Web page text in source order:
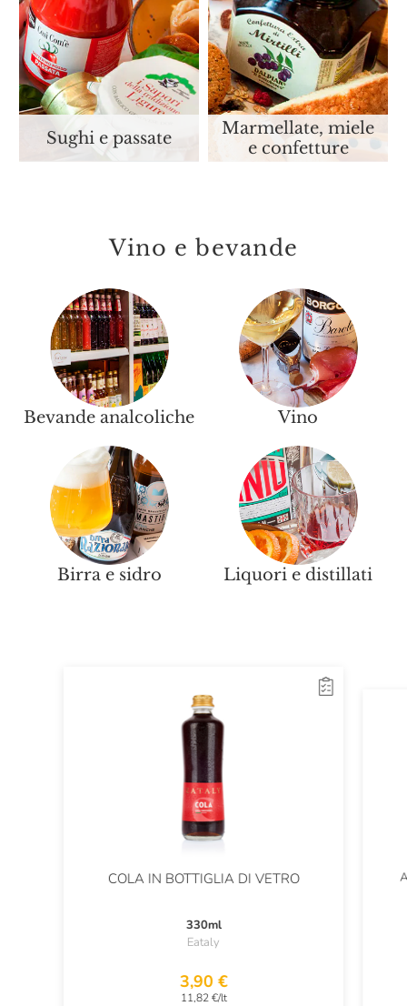
Sughi e passate
Marmellate, miele
e confetture
Vino e bevande
Bevande analcoliche Vino
Birra e sidro Liquori e distillati
COLA IN BOTTIGLIA DI VETRO
330ml
Eataly
3,90 €
11,82 €/lt